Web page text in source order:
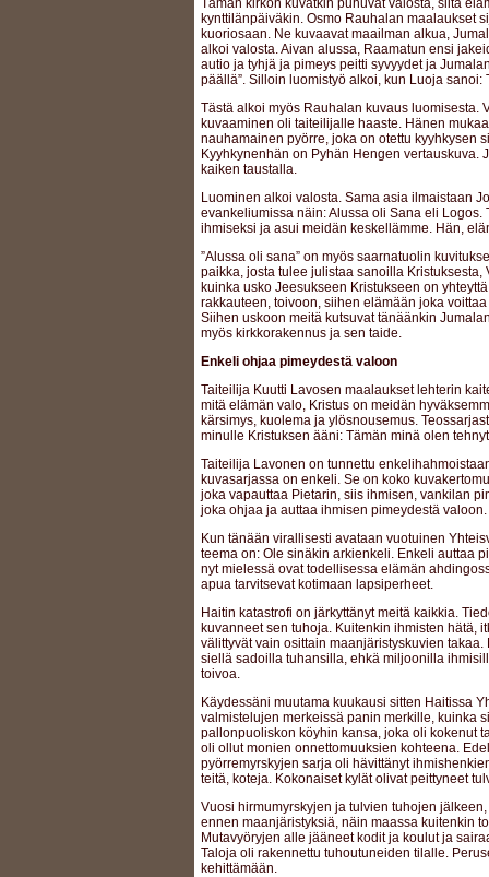
Tämän kirkon kuvatkin puhuvat valosta, siitä
kynttilänpäiväkin. Osmo Rauhalan maalaukset
kuoriosaan. Ne kuvaavat maailman alkua,
alkoi valosta. Aivan alussa, Raamatun ensi
autio ja tyhjä ja pimeys peitti syvyydet ja
päällä”. Silloin luomistyö alkoi, kun Luoja sanoi:
Tästä alkoi myös Rauhalan kuvaus luomisesta.
kuvaaminen oli taiteilijalle haaste. Hänen
nauhamainen pyörre, joka on otettu kyyhkysen
Kyyhkynenhän on Pyhän Hengen vertauskuva.
kaiken taustalla.
Luominen alkoi valosta. Sama asia ilmaistaan
evankeliumissa näin: Alussa oli Sana eli Logos.
ihmiseksi ja asui meidän keskellämme. Hän,
”Alussa oli sana” on myös saarnatuolin
paikka, josta tulee julistaa sanoilla Kristuksesta,
kuinka usko Jeesukseen Kristukseen on
rakkauteen, toivoon, siihen elämään joka
Siihen uskoon meitä kutsuvat tänäänkin
myös kirkkorakennus ja sen taide.
Enkeli ohjaa pimeydestä valoon
Taiteilija Kuutti Lavosen maalaukset lehterin
mitä elämän valo, Kristus on meidän
kärsimys, kuolema ja ylösnousemus.
minulle Kristuksen ääni: Tämän minä olen
Taiteilija Lavonen on tunnettu
kuvasarjassa on enkeli. Se on koko
joka vapauttaa Pietarin, siis ihmisen, vankilan
joka ohjaa ja auttaa ihmisen pimeydestä valoon.
Kun tänään virallisesti avataan vuotuinen
teema on: Ole sinäkin arkienkeli. Enkeli auttaa
nyt mielessä ovat todellisessa elämän
apua tarvitsevat kotimaan lapsiperheet.
Haitin katastrofi on järkyttänyt meitä kaikkia.
kuvanneet sen tuhoja. Kuitenkin ihmisten hätä,
välittyvät vain osittain maanjäristyskuvien takaa.
siellä sadoilla tuhansilla, ehkä miljoonilla
toivoa.
Käydessäni muutama kuukausi sitten Haitissa
valmistelujen merkeissä panin merkille, kuinka
pallonpuoliskon köyhin kansa, joka oli kokenut
oli ollut monien onnettomuuksien kohteena.
pyörremyrskyjen sarja oli hävittänyt
teitä, koteja. Kokonaiset kylät olivat peittyneet
Vuosi hirmumyrskyjen ja tulvien tuhojen
ennen maanjäristyksiä, näin maassa kuitenkin
Mutavyöryjen alle jääneet kodit ja koulut ja
Taloja oli rakennettu tuhoutuneiden tilalle.
kehittämään.